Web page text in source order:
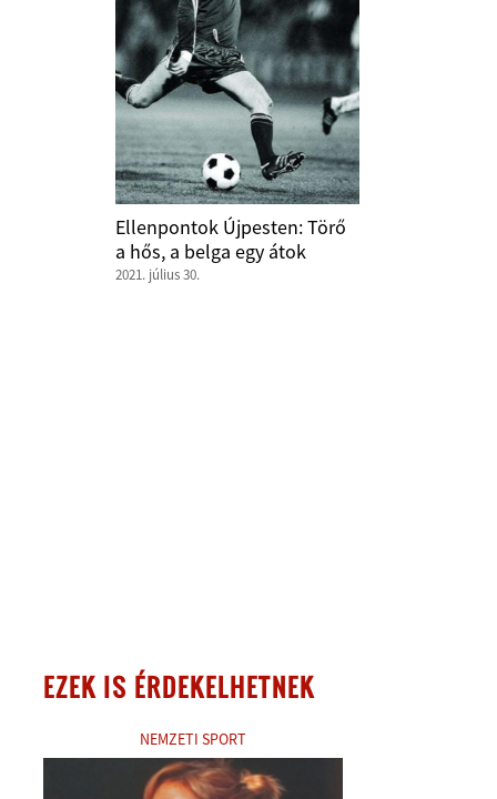
Ellenpontok Újpesten: Törő
a hős, a belga egy átok
2021. július 30.
EZEK IS ÉRDEKELHETNEK
NEMZETI SPORT